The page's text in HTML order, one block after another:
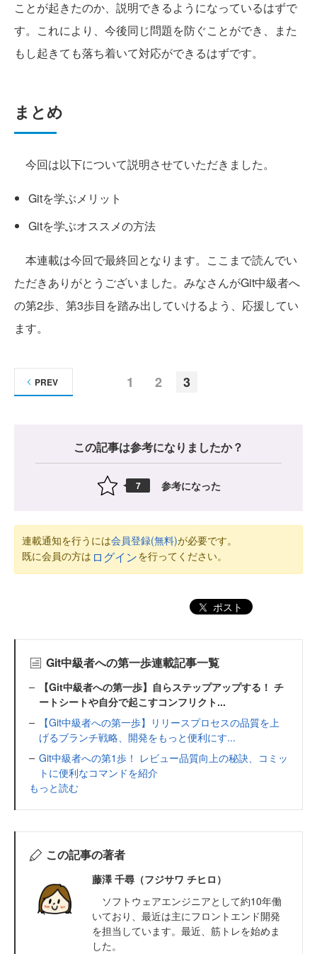
ことが起きたのか、説明できるようになっているはずで
す。これにより、今後同じ問題を防ぐことができ、また
もし起きても落ち着いて対応ができるはずです。
まとめ
今回は以下について説明させていただきました。
Gitを学ぶメリット
Gitを学ぶオススメの方法
本連載は今回で最終回となります。ここまで読んでい
ただきありがとうございました。みなさんがGit中級者へ
の第2歩、第3歩目を踏み出していけるよう、応援してい
ます。
1 2 3
PREV
この記事は参考になりましたか？
7 参考になった
連載通知を行うには会員登録(無料)が必要です。
既に会員の方は ログインを行ってください。
ポスト
Git中級者への第一歩連載記事一覧
【Git中級者への第一歩】自らステップアップする！ チ
ートシートや自分で起こすコンフリクト...
【Git中級者への第一歩】リリースプロセスの品質を上
げるブランチ戦略、開発をもっと便利にす...
Git中級者への第1歩！ レビュー品質向上の秘訣、コミッ
トに便利なコマンドを紹介
もっと読む
この記事の著者
藤澤 千尋（フジサワ チヒロ）
ソフトウェアエンジニアとして約10年働
いており、最近は主にフロントエンド開発
を担当しています。最近、筋トレを始めま
した。